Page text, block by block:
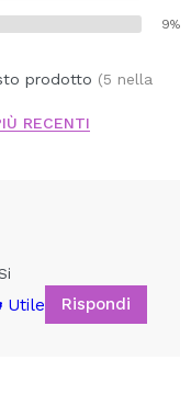
9%
prodotto (5 nella
RECENTI
Utile Rispondi